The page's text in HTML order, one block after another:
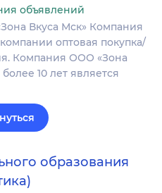
объявлений
Вкуса Мск» Компания
оптовая покупка/
Компания ООО «Зона
10 лет является
образования